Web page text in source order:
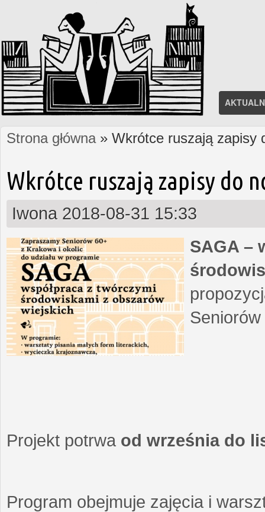
Jesteś tutaj
Strona główna» Wkrótce ruszają zapisy
Wkrótce ruszają zapisy do
Iwona 2018-08-31 15:33
SAGA –
Projekt potrwa od września do
Program obejmuje zajęcia i